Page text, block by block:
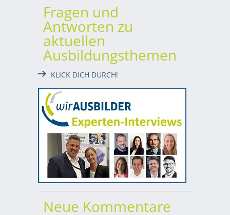
Fragen und
Antworten zu
aktuellen
Ausbildungsthemen
KLICK DICH DURCH!
Neue Kommentare